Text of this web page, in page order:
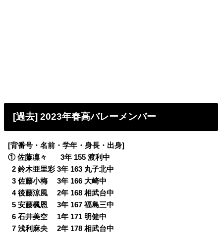
[過去] 2023年春高バレーメンバー
[背番号・名前・学年・身長・出身]
① 佐藤凜々 3年 155 渡利中
02 鈴木亜里彩 3年 163 丸子北中
03 佐藤小梅 3年 166 大崎中
04 後藤涼風 2年 168 相武台中
05 安藤楓恩 3年 167 福島三中
06 石井美空 1年 171 明健中
07 浅利麻央 2年 178 相武台中